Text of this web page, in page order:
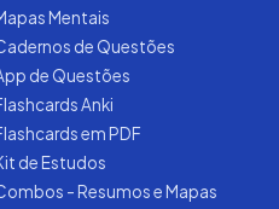
Mentais
de Questões
de Questões
Anki
em PDF
de Estudos
- Resumos e Mapas